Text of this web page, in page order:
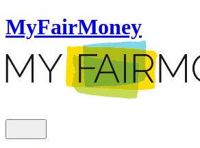
MyFairMoney